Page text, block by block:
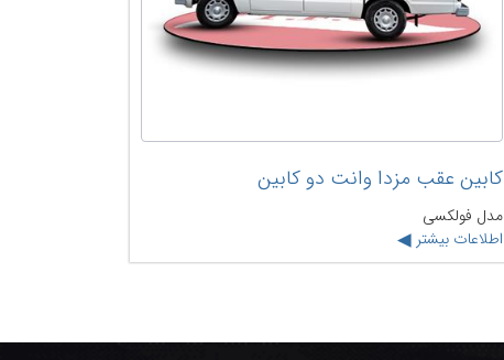
کابین عقب مزدا وانت دو کابین
مدل فولکسی
اطلاعات بیشتر